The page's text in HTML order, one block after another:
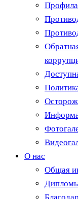
О нас
Общая